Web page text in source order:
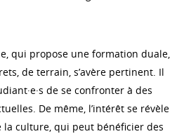
qui propose une formation duale,
de terrain, s’avère pertinent. Il
de se confronter à des
De même, l’intérêt se révèle
culture, qui peut bénéficier des